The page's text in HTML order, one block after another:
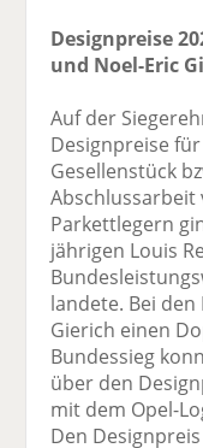
Designpreise
und Noel-Eric
Auf der
Designpreise
Gesellenstück
Abschlussarbeit
Parkettlegern
jährigen Louis
landete. Bei
Gierich einen
Bundessieg
über den
mit dem Opel-
Den